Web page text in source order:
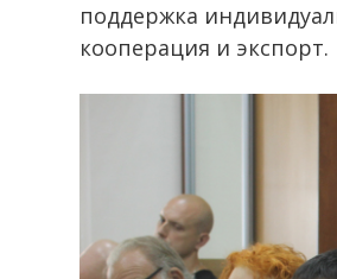
поддержка
кооперация и экспорт.